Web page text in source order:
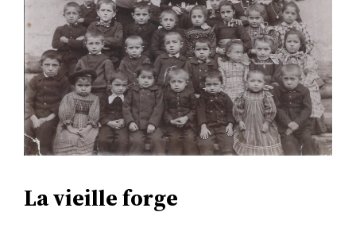
La vieille forge